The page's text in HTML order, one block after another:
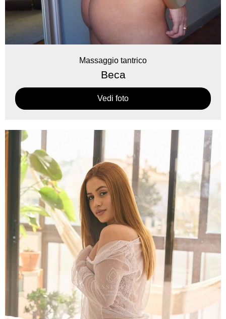
Massaggio tantrico
Beca
Vedi foto